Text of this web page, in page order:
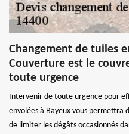
Changement de tuiles
Couverture est le
toute urgence
Intervenir de toute urgence pour
envolées à Bayeux vous permettra
de limiter les dégâts occasionnés